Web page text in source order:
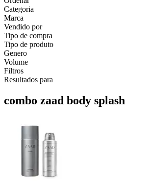
Categoria
Marca
Vendido por
Tipo de compra
Tipo de produto
Genero
Volume
Filtros
Resultados para
combo zaad body splash